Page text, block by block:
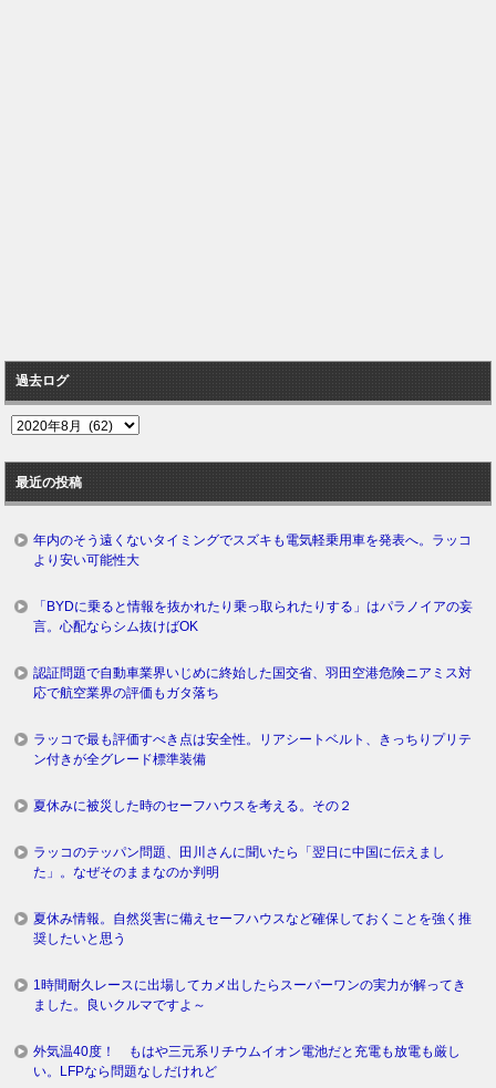
過去ログ
過
ロ
グ
最近の投稿
年内のそう遠くないタイミングでスズキも電気軽乗用車を発表へ。ラッコ
より安い可能性大
「BYDに乗ると情報を抜かれたり乗っ取られたりする」はパラノイアの妄
言。心配ならシム抜けばOK
認証問題で自動車業界いじめに終始した国交省、羽田空港危険ニアミス対
応で航空業界の評価もガタ落ち
ラッコで最も評価すべき点は安全性。リアシートベルト、きっちりプリテ
ン付きが全グレード標準装備
夏休みに被災した時のセーフハウスを考える。その２
ラッコのテッパン問題、田川さんに聞いたら「翌日に中国に伝えまし
た」。なぜそのままなのか判明
夏休み情報。自然災害に備えセーフハウスなど確保しておくことを強く推
奨したいと思う
1時間耐久レースに出場してカメ出したらスーパーワンの実力が解ってき
ました。良いクルマですよ～
外気温40度！ もはや三元系リチウムイオン電池だと充電も放電も厳し
い。LFPなら問題なしだけれど